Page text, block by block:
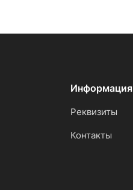
Информация
Реквизиты
Контакты